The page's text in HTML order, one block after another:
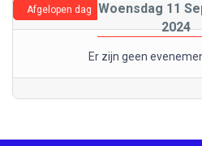
Afgelopen dag
Woensdag 11
2024
Er zijn geen